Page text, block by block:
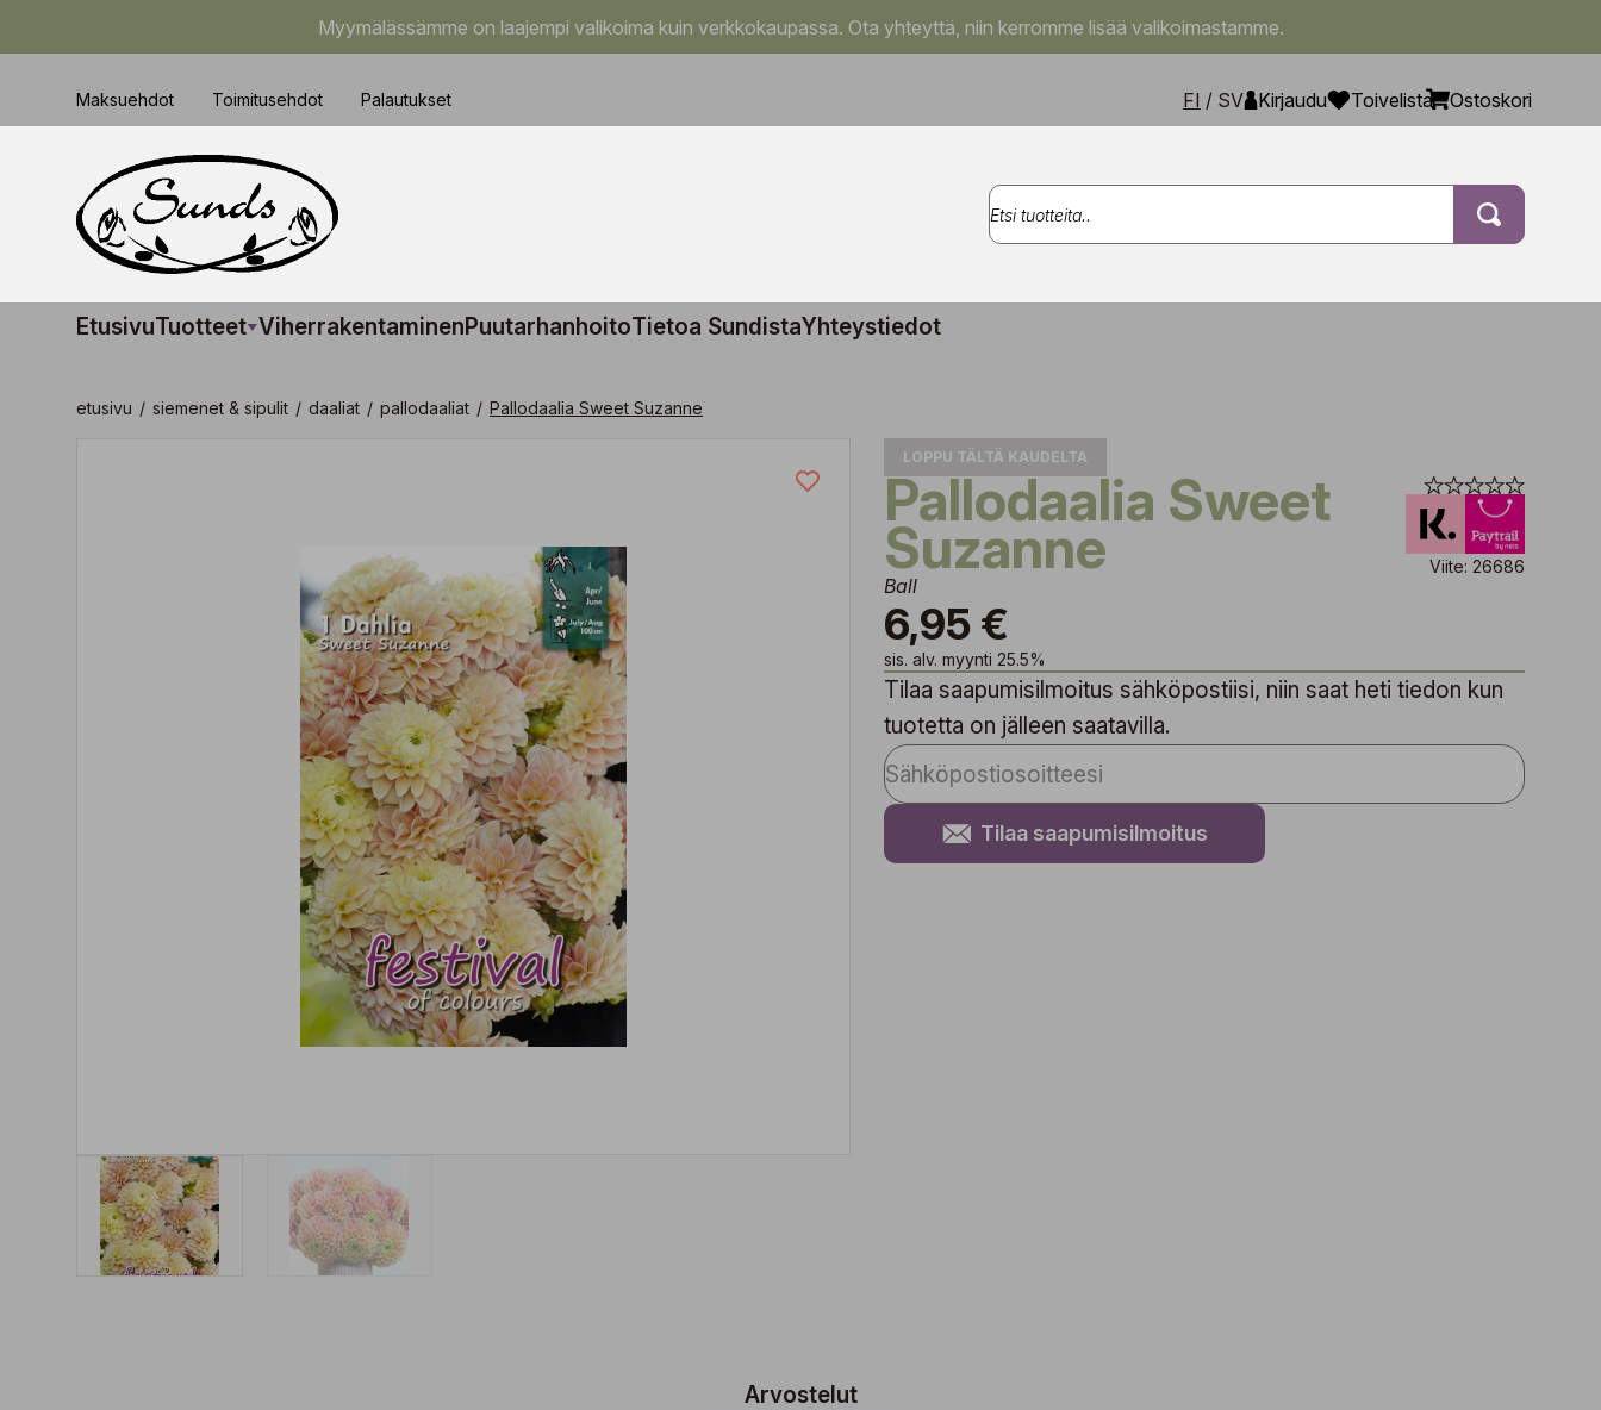
Myymälässämme on laajempi valikoima kuin verkkokaupassa. Ota yhteyttä, niin kerromme lisää valikoimastamme.
Maksuehdot Toimitusehdot Palautukset FI / SV Kirjaudu Toivelista Ostoskori
EtusivuTuotteet ViherrakentaminenPuutarhanhoitoTietoa SundistaYhteystiedot
etusivu / siemenet & sipulit / daaliat / pallodaaliat / Pallodaalia Sweet Suzanne
LOPPU TÄLTÄ KAUDELTA
Pallodaalia Sweet
Suzanne
Ball
6,95 €
sis. alv. myynti 25.5%
Viite: 26686
Tilaa saapumisilmoitus sähköpostiisi, niin saat heti tiedon kun
tuotetta on jälleen saatavilla.
Tilaa saapumisilmoitus
Arvostelut